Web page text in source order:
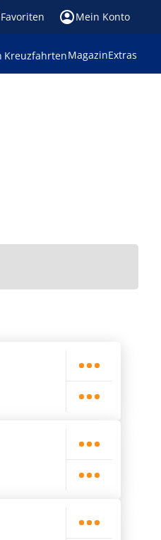
Favoriten Mein Konto
KreuzfahrtenMagazinExtras